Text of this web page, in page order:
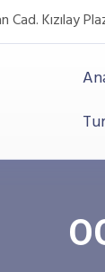
Cad. Kızılay